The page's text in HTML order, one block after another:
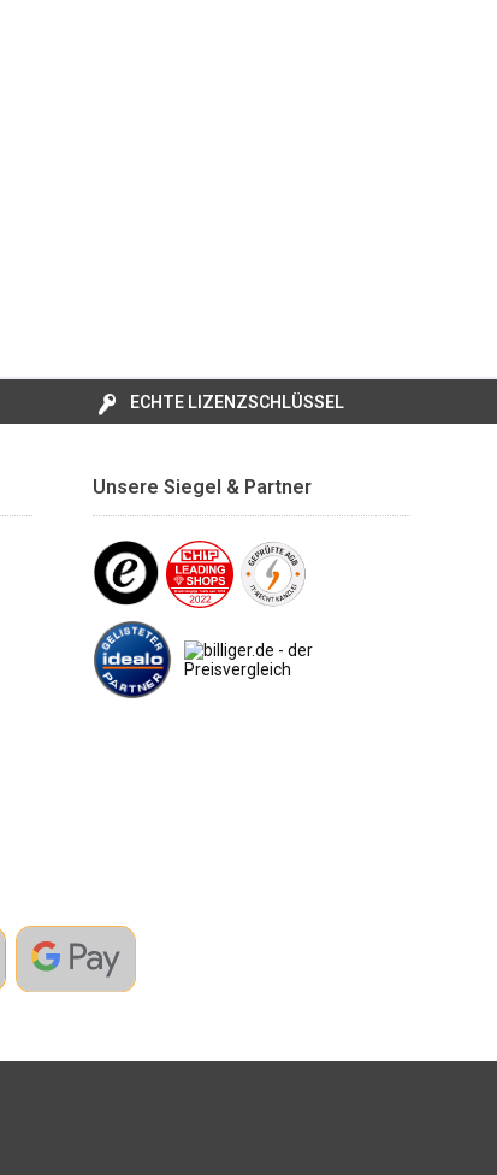
ECHTE LIZENZSCHLÜSSEL
Unsere Siegel & Partner